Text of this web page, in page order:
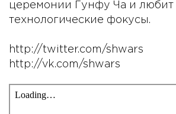
церемонии Гунфу Ча и любит
технологические фокусы.
http://twitter.com/shwars
http://vk.com/shwars